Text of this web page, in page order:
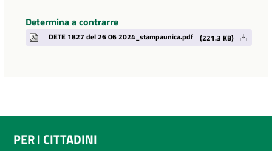
Determina a contrarre
DETE 1827 del 26 06 2024_stampaunica.pdf (221.3 KB)
PER I CITTADINI